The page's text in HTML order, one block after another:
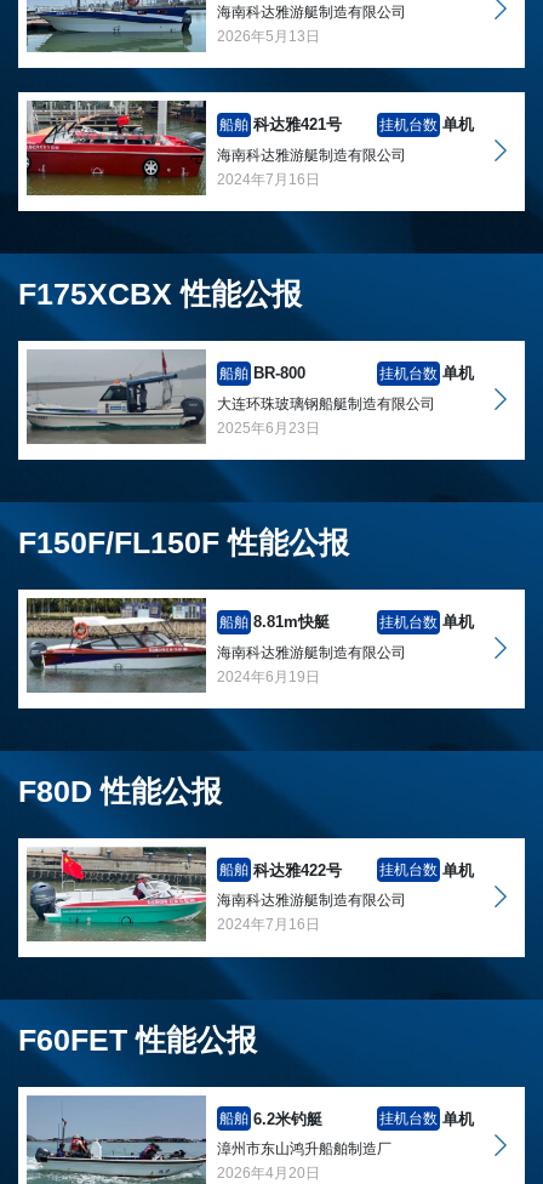
海南科达雅游艇制造有限公司
2026年5月13日
船舶 科达雅421号 挂机台数 单机
海南科达雅游艇制造有限公司
2024年7月16日
F175XCBX 性能公报
船舶 BR-800 挂机台数 单机
大连环珠玻璃钢船艇制造有限公司
2025年6月23日
F150F/FL150F 性能公报
船舶 8.81m快艇 挂机台数 单机
海南科达雅游艇制造有限公司
2024年6月19日
F80D 性能公报
船舶 科达雅422号 挂机台数 单机
海南科达雅游艇制造有限公司
2024年7月16日
F60FET 性能公报
船舶 6.2米钓艇 挂机台数 单机
漳州市东山鸿升船舶制造厂
2026年4月20日